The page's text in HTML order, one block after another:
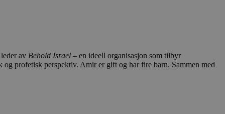
av Behold Israel – en ideell organisasjon som tilbyr
og profetisk perspektiv. Amir er gift og har fire barn. Sammen med